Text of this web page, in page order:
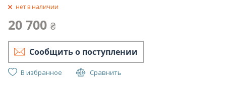
нет в наличии
20 700 ₴
Сообщить о поступлении
В избранное Сравнить